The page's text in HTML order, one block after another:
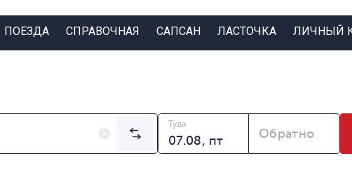
ПОЕЗДА СПРАВОЧНАЯ САПСАН ЛАСТОЧКА ЛИЧНЫЙ
Туда
Обратно